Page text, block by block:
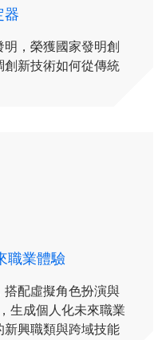
器
，榮獲國家發明創
新技術如何從傳統
職業體驗
配虛擬角色扮演與
生成個人化未來職業
興職類與跨域技能